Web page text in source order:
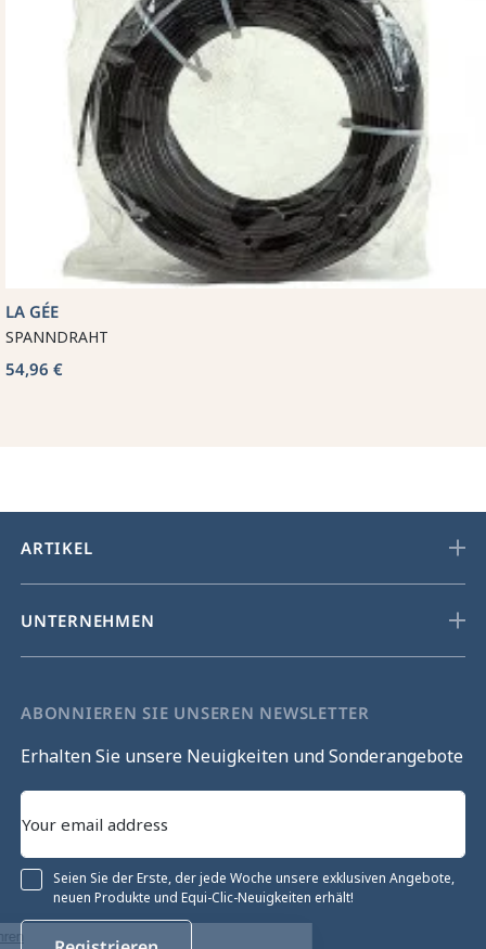
LA GÉE
SPANNDRAHT
54,96 €
ARTIKEL
UNTERNEHMEN
ABONNIEREN SIE UNSEREN NEWSLETTER
Erhalten Sie unsere Neuigkeiten und Sonderangebote
Seien Sie der Erste, der jede Woche unsere exklusiven Angebote,
neuen Produkte und Equi-Clic-Neuigkeiten erhält!